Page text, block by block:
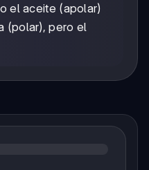
el aceite (apolar)
(polar), pero el